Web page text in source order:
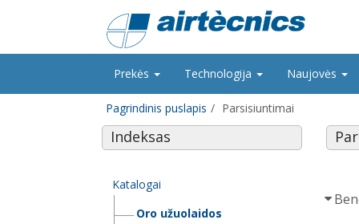
Prekės Technologija Naujovės
Pagrindinis puslapis Parsisiuntimai
Indeksas
Katalogai
Oro užuolaidos